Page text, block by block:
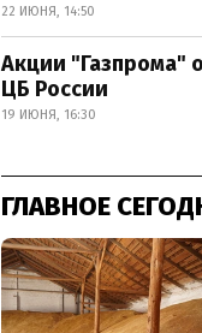
22 ИЮНЯ, 14:50
Акции "Газпрома"
ЦБ России
19 ИЮНЯ, 16:30
ГЛАВНОЕ